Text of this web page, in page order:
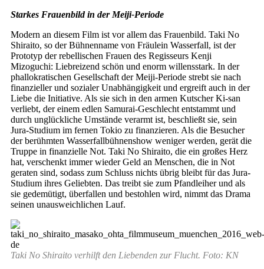
Starkes Frauenbild in der Meiji-Periode
Modern an diesem Film ist vor allem das Frauenbild. Taki No
Shiraito, so der Bühnenname von Fräulein Wasserfall, ist der
Prototyp der rebellischen Frauen des Regisseurs Kenji
Mizoguchi: Liebreizend schön und enorm willensstark. In der
phallokratischen Gesellschaft der Meiji-Periode strebt sie nach
finanzieller und sozialer Unabhängigkeit und ergreift auch in der
Liebe die Initiative. Als sie sich in den armen Kutscher Ki-san
verliebt, der einem edlen Samurai-Geschlecht entstammt und
durch unglückliche Umstände verarmt ist, beschließt sie, sein
Jura-Studium im fernen Tokio zu finanzieren. Als die Besucher
der berühmten Wasserfallbühnenshow weniger werden, gerät die
Truppe in finanzielle Not. Taki No Shiraito, die ein großes Herz
hat, verschenkt immer wieder Geld an Menschen, die in Not
geraten sind, sodass zum Schluss nichts übrig bleibt für das Jura-
Studium ihres Geliebten. Das treibt sie zum Pfandleiher und als
sie gedemütigt, überfallen und bestohlen wird, nimmt das Drama
seinen unausweichlichen Lauf.
Taki No Shiraito verhilft den Liebenden zur Flucht. Foto: KN